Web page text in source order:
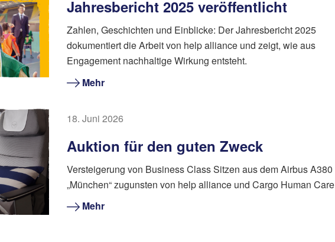
Jahresbericht 2025 veröffentlicht
Zahlen, Geschichten und Einblicke: Der Jahresbericht 2025
dokumentiert die Arbeit von help alliance und zeigt, wie aus
Engagement nachhaltige Wirkung entsteht.
Mehr
18. Juni 2026
Auktion für den guten Zweck
Versteigerung von Business Class Sitzen aus dem Airbus A380
„München“ zugunsten von help alliance und Cargo Human Care
Mehr